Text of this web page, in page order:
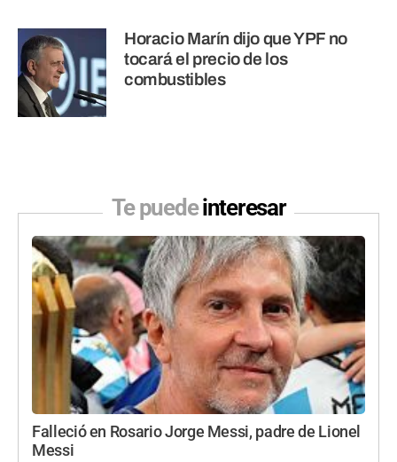
Horacio Marín dijo que YPF no
tocará el precio de los
combustibles
Te puedeinteresar
Falleció en Rosario Jorge Messi, padre de Lionel
Messi